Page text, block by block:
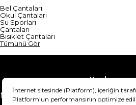
Bel Çantaları
Okul Çantaları
Su Sporları
Çantaları
Bisiklet Çantaları
Tümünü Gör
Yardım
Mesafeli Satış Sözleşmesi